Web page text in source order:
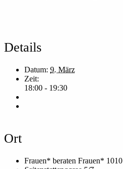
Details
Datum: 9. März
Zeit:
18:00 - 19:30
Ort
Frauen* beraten Frauen* 1010